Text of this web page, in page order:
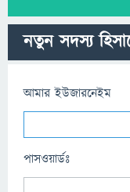
নতুন সদস্য
আমার ইউজারনেইম
পাসওয়ার্ডঃ